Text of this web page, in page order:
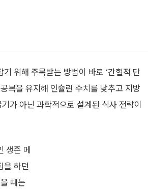
위해 주목받는 방법이 바로 ‘간헐적 단
복을 유지해 인슐린 수치를 낮추고 지방
가 아닌 과학적으로 설계된 식사 전략이
생존 메
을 하던
때는